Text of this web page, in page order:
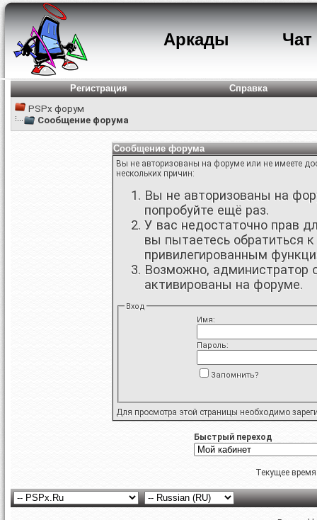
Аркады Чат
Регистрация
Справка
PSPx форум
Сообщение форума
Сообщение форума
Вы не авторизованы на форуме или не имеете
нескольких причин:
Вы не авторизованы на
попробуйте ещё раз.
У вас недостаточно прав
вы пытаетесь обратиться
привилегированным
Возможно, администратор
активированы на форуме.
Вход
Имя:
Пароль:
Запомнить?
Для просмотра этой страницы необходимо
Быстрый переход
Текущее